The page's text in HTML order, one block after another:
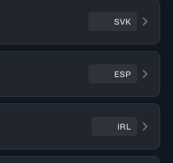
SVK
ESP
IRL